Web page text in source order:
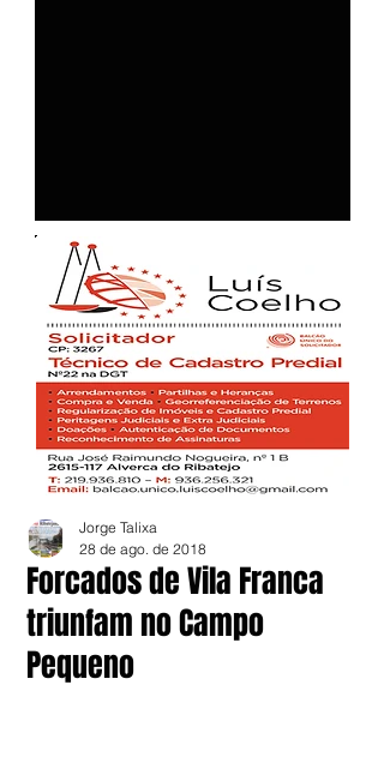
Forcados de Vila Franca
triunfam no Campo
Pequeno
Jorge Talixa
28 de ago. de 2018